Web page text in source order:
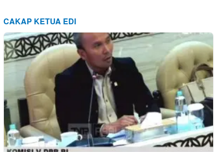
CAKAP KETUA EDI